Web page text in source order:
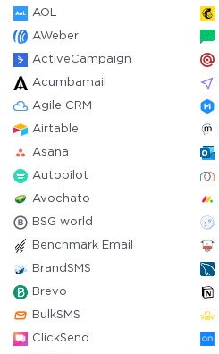
AOL
AWeber
ActiveCampaign
Acumbamail
Agile CRM
Airtable
Asana
Autopilot
Avochato
BSG world
Benchmark Email
BrandSMS
Brevo
BulkSMS
ClickSend